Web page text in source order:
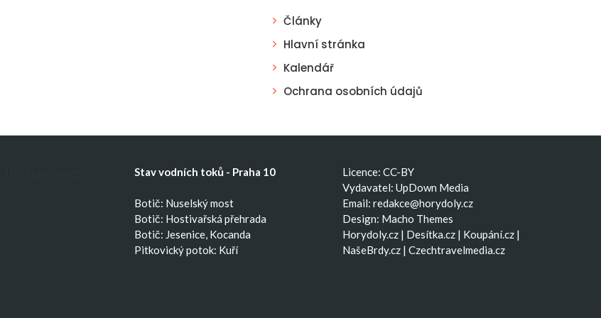
Články
Hlavní stránka
Kalendář
Ochrana osobních údajů
Stav vodních toků - Praha 10
Botič: Nuselský most
Botič: Hostivařská přehrada
Botič: Jesenice, Kocanda
Pitkovický potok: Kuří
Licence: CC-BY
Vydavatel: UpDown Media
Email: redakce@horydoly.cz
Design: Macho Themes
Horydoly.cz| Desítka.cz| Koupání.cz|
NašeBrdy.cz| Czechtravelmedia.cz